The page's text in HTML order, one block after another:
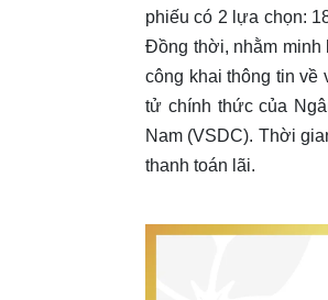
phiếu có 2 lựa chọn:
Đồng thời, nhằm minh
công khai thông tin về
tử chính thức của
Nam (VSDC). Thời
thanh toán lãi.